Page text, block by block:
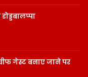
गेस्ट बनाए जाने पर